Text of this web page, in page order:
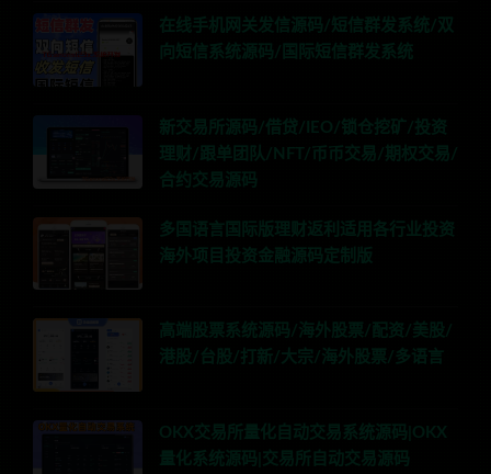
在线手机网关发信源码/短信群发系统/双
向短信系统源码/国际短信群发系统
新交易所源码/借贷/IEO/锁仓挖矿/投资
理财/跟单团队/NFT/币币交易/期权交易/
合约交易源码
多国语言国际版理财返利适用各行业投资
海外项目投资金融源码定制版
高端股票系统源码/海外股票/配资/美股/
港股/台股/打新/大宗/海外股票/多语言
OKX交易所量化自动交易系统源码|OKX
量化系统源码|交易所自动交易源码